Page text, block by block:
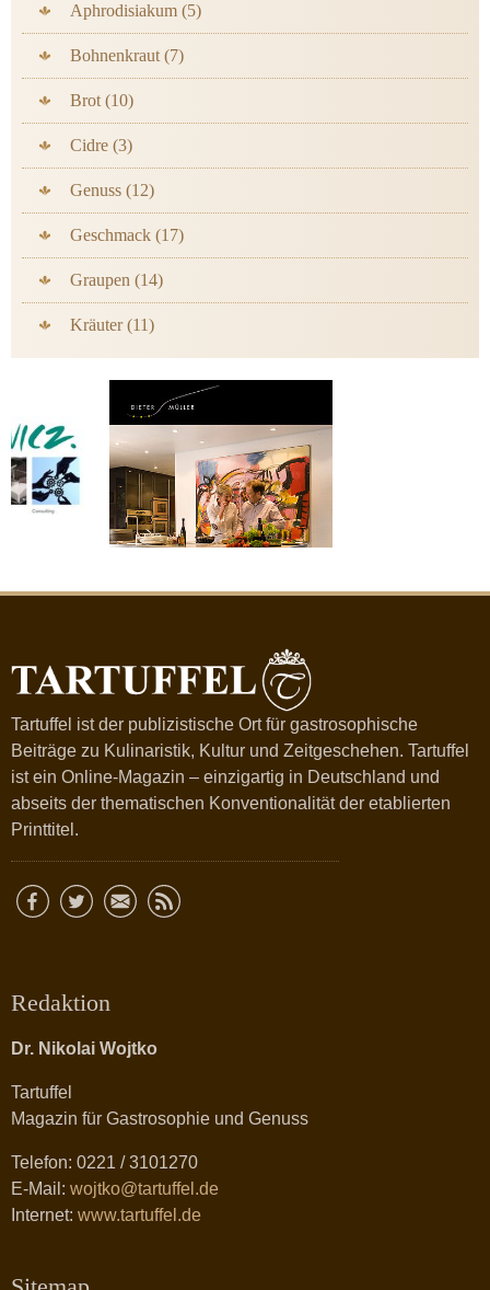
Aphrodisiakum (5)
Bohnenkraut (7)
Brot (10)
Cidre (3)
Genuss (12)
Geschmack (17)
Graupen (14)
Kräuter (11)
Tartuffel ist der publizistische Ort für gastrosophische
Beiträge zu Kulinaristik, Kultur und Zeitgeschehen. Tartuffel
ist ein Online-Magazin – einzigartig in Deutschland und
abseits der thematischen Konventionalität der etablierten
Printtitel.
Redaktion
Dr. Nikolai Wojtko
Tartuffel
Magazin für Gastrosophie und Genuss
Telefon: 0221 / 3101270
E-Mail: wojtko@tartuffel.de
Internet: www.tartuffel.de